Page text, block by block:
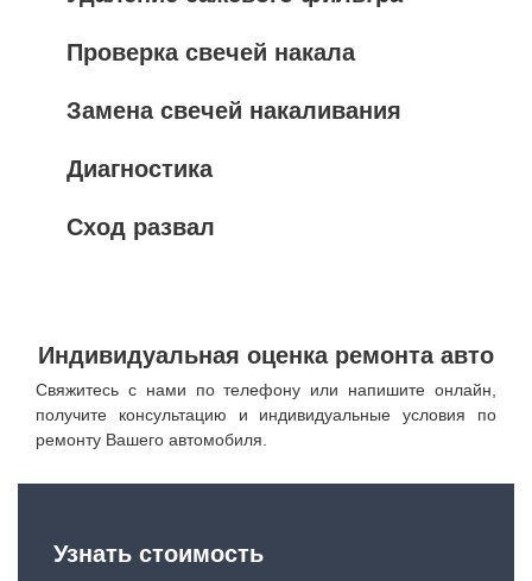
Проверка свечей накала
Замена свечей накаливания
Диагностика
Сход развал
Индивидуальная оценка ремонта авто
Свяжитесь с нами по телефону или напишите онлайн,
получите консультацию и индивидуальные условия по
ремонту Вашего автомобиля.
Узнать стоимость